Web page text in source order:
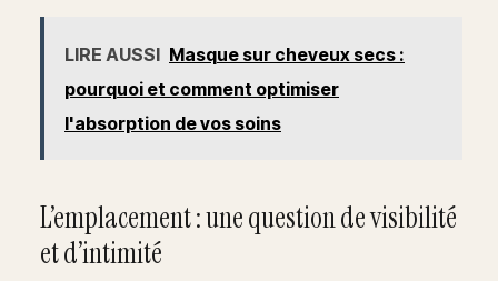
LIRE AUSSI Masque sur cheveux secs :
pourquoi et comment optimiser
l'absorption de vos soins
L’emplacement : une question de visibilité
et d’intimité